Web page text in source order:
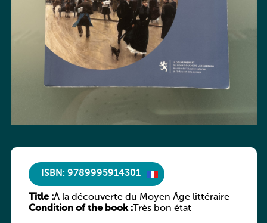
ISBN: 9789995914301
Title :À la découverte du Moyen Âge littéraire
Condition of the book :Très bon état